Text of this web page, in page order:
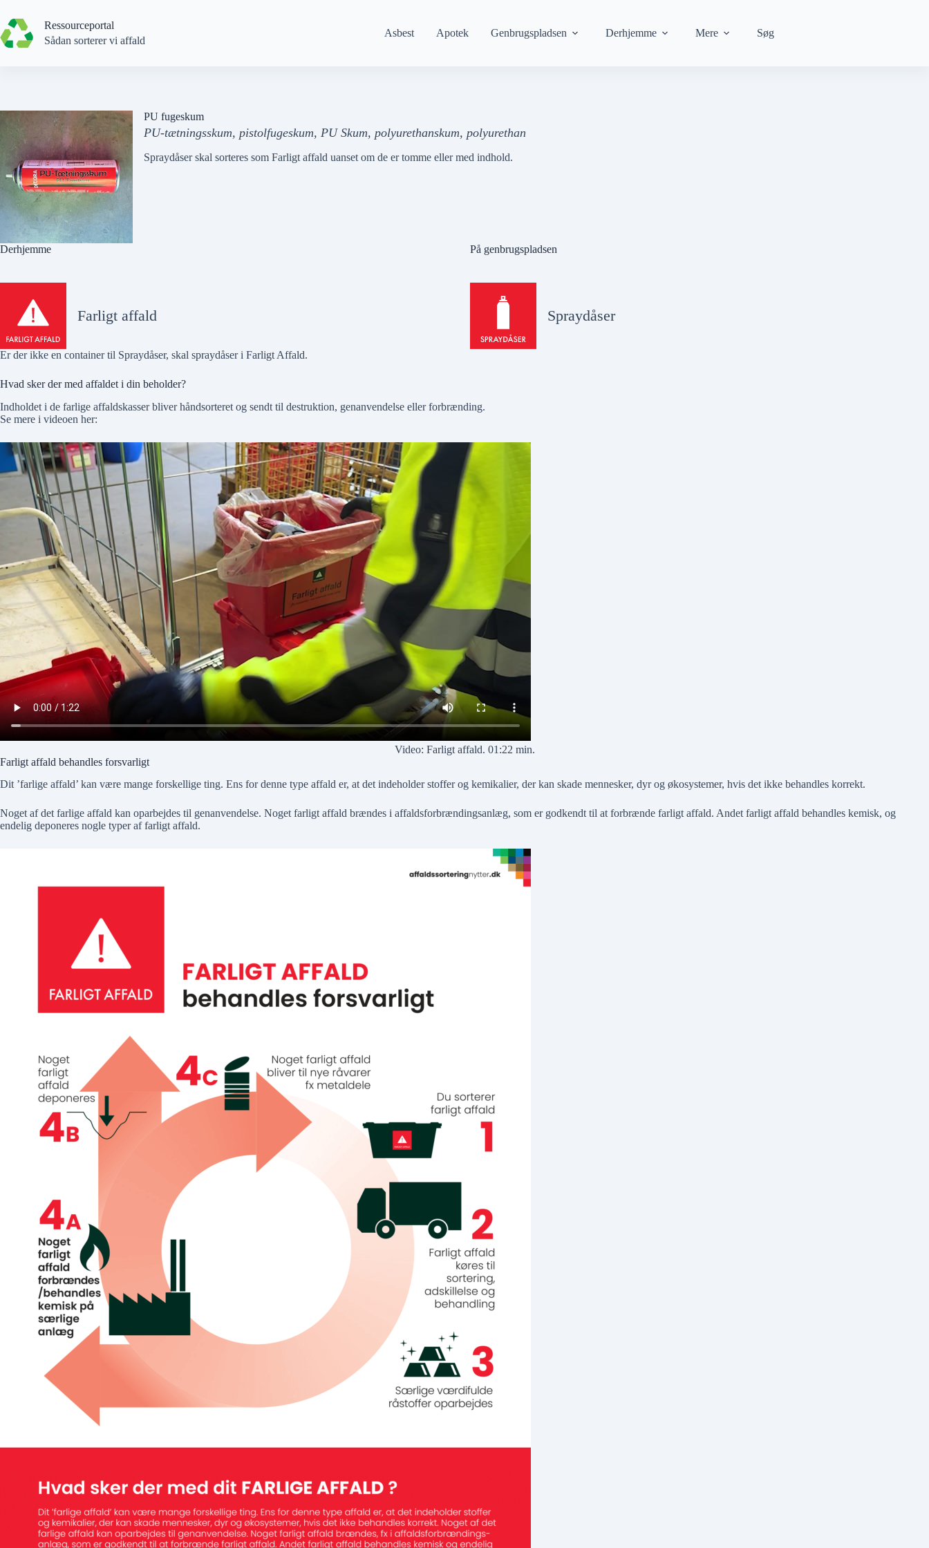
indhold
Ressourceportal
Sådan sorterer vi affald
Asbest Apotek Genbrugspladsen Derhjemme Mere Søg
PU fugeskum
PU-tætningsskum, pistolfugeskum, PU Skum, polyurethanskum, polyurethan
Spraydåser skal sorteres som Farligt affald uanset om de er tomme eller med indhold.
Derhjemme
Farligt affald
På genbrugspladsen
Spraydåser
Er derikke en container til Spraydåser, skal spraydåser i Farligt Affald.
Hvad sker der med affaldet i din beholder?
Indholdet i de farlige affaldskasser bliver håndsorteret og sendt til destruktion, genanvendelse eller forbrænding.
Se mere i videoen her:
Video: Farligt affald. 01:22 min.
Farligt affald behandles forsvarligt
Dit ’farlige affald’ kan være mange forskellige ting. Ens for denne type affald er, at det indeholder stoffer og kemikalier, der kan skade mennesker, dyr og økosystemer, hvis det ikke behandles korrekt.
Noget af det farlige affald kan oparbejdes til genanvendelse. Noget farligt affald brændes i affaldsforbrændingsanlæg, som er godkendt til at forbrænde farligt affald. Andet farligt affald behandles kemisk, og
endelig deponeres nogle typer af farligt affald.